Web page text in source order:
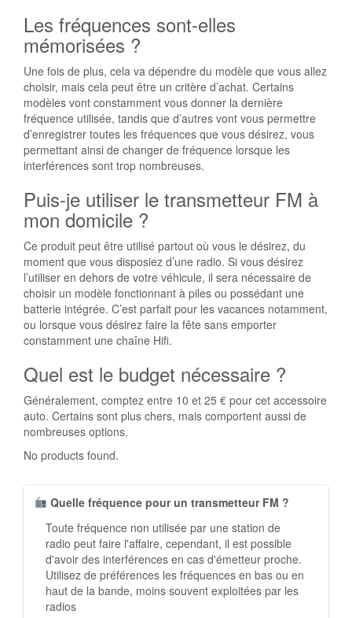
Les fréquences sont-elles
mémorisées ?
Une fois de plus, cela va dépendre du modèle que vous allez
choisir, mais cela peut être un critère d’achat. Certains
modèles vont constamment vous donner la dernière
fréquence utilisée, tandis que d’autres vont vous permettre
d’enregistrer toutes les fréquences que vous désirez, vous
permettant ainsi de changer de fréquence lorsque les
interférences sont trop nombreuses.
Puis-je utiliser le transmetteur FM à
mon domicile ?
Ce produit peut être utilisé partout où vous le désirez, du
moment que vous disposiez d’une radio. Si vous désirez
l’utiliser en dehors de votre véhicule, il sera nécessaire de
choisir un modèle fonctionnant à piles ou possédant une
batterie intégrée. C’est parfait pour les vacances notamment,
ou lorsque vous désirez faire la fête sans emporter
constamment une chaîne Hifi.
Quel est le budget nécessaire ?
Généralement, comptez entre 10 et 25 € pour cet accessoire
auto. Certains sont plus chers, mais comportent aussi de
nombreuses options.
No products found.
Quelle fréquence pour un transmetteur FM ?
Toute fréquence non utilisée par une station de
radio peut faire l'affaire, cependant, il est possible
d'avoir des interférences en cas d'émetteur proche.
Utilisez de préférences les fréquences en bas ou en
haut de la bande, moins souvent exploitées par les
radios